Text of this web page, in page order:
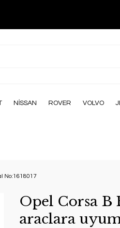
NİSSAN ROVER VOLVO
No:1618017
Opel Corsa B
araclara